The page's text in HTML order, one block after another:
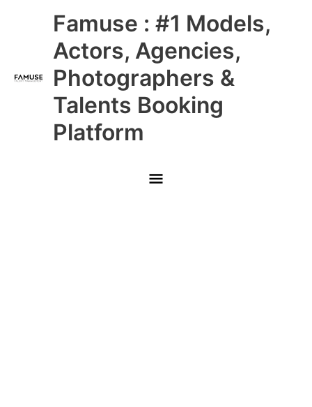
Famuse : #1 Models,
Actors, Agencies,
Photographers &
Talents Booking
Platform
Main
Menu